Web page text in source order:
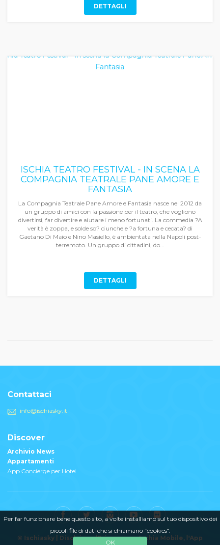
Per far funzionare bene questo sito, a volte installiamo sul tuo dispositivo dei
piccoli file di dati che si chiamano "cookies".
OK
DETTAGLI
ISCHIA TEATRO FESTIVAL - IN SCENA LA
COMPAGNIA TEATRALE PANE AMORE E
FANTASIA
La Compagnia Teatrale Pane Amore e Fantasia nasce nel 2012 da
un gruppo di amici con la passione per il teatro, che vogliono
divertirsi, far divertire e aiutare i meno fortunati. La commedia ?A
verità è zoppa, e solde so? ciunche e ?a fortuna e cecata? di
Gaetano Di Maio e Nino Masiello, è ambientata nella Napoli post-
terremoto. Un gruppo di cittadini, do...
DETTAGLI
Contattaci
info@ischiasky.it
Discover
Archivio News
Appartamenti
App Concierge per Hotel
© Ischiasky | Disclaimer/Privacy Ischia Mobile, l'App